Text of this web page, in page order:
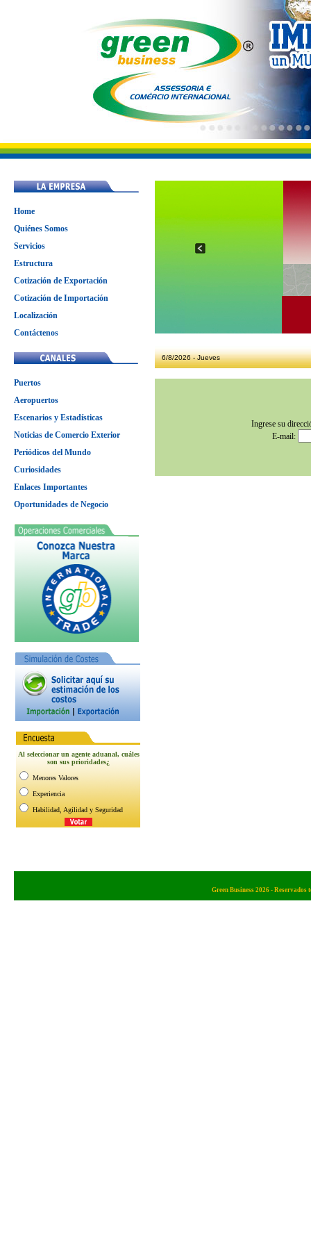
6/8/2026 - Jueves
Ingrese su
E-mail:
Home
Quiénes Somos
Servicios
Estructura
Cotización de Exportación
Cotización de Importación
Localización
Contáctenos
Puertos
Aeropuertos
Escenarios y Estadísticas
Noticias de Comercio Exterior
Periódicos del Mundo
Curiosidades
Enlaces Importantes
Oportunidades de Negocio
Green Business 2026 - Reservados